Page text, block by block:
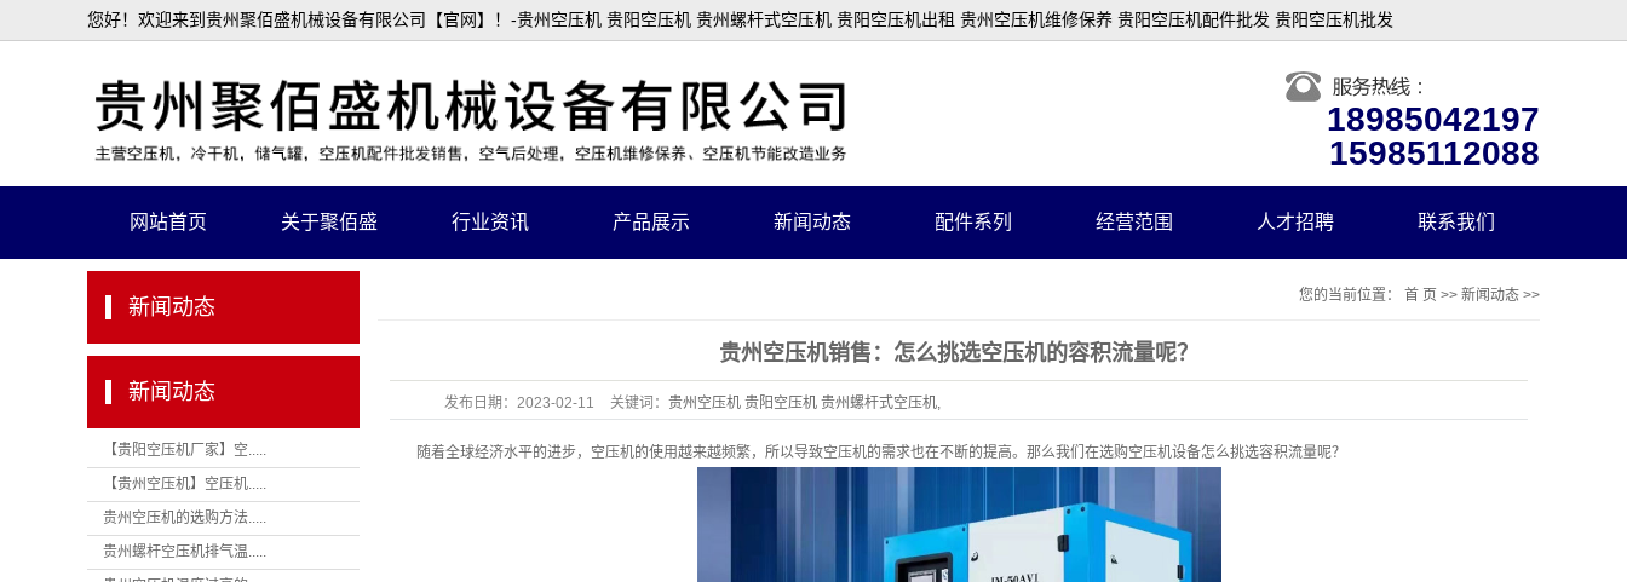
您好！欢迎来到贵州聚佰盛机械设备有限公司【官网】！-贵州空压机 贵阳空压机 贵州螺杆式空压机 贵阳空压机出租 贵州空压机维修保养 贵阳空压机配件批发 贵阳空压机批发
18985042197
15985112088
网站首页 关于聚佰盛 行业资讯 产品展示
矿山活塞式空压机
新闻动态 配件系列
机油滤芯
空压机油
经营范围 人才招聘 联系我们
新闻动态
新闻动态
【贵阳空压机厂家】空.....
【贵州空压机】空压机.....
贵州空压机的选购方法.....
贵州螺杆空压机排气温.....
您的当前位置： 首 页 >> 新闻动态 >>
贵州空压机销售：怎么挑选空压机的容积流量呢？
发布日期： 2023-02-11 关键词： 贵州空压机 贵阳空压机 贵州螺杆式空压机,
随着全球经济水平的进步，空压机的使用越来越频繁，所以导致空压机的需求也在不断的提高。那么我们在选购空压机设备怎么挑选容积流量呢？